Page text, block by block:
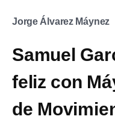
Jorge Álvarez Máynez
Samuel
feliz con
de